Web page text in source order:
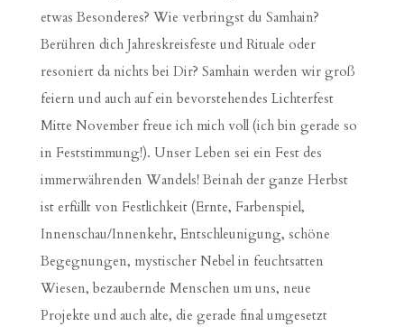
etwas Besonderes? Wie verbringst du Samhain?
Berühren dich Jahreskreisfeste und Rituale oder
resoniert da nichts bei Dir? Samhain werden wir groß
feiern und auch auf ein bevorstehendes Lichterfest
Mitte November freue ich mich voll (ich bin gerade so
in Feststimmung!). Unser Leben sei ein Fest des
immerwährenden Wandels! Beinah der ganze Herbst
ist erfüllt von Festlichkeit (Ernte, Farbenspiel,
Innenschau/Innenkehr, Entschleunigung, schöne
Begegnungen, mystischer Nebel in feuchtsatten
Wiesen, bezaubernde Menschen um uns, neue
Projekte und auch alte, die gerade final umgesetzt